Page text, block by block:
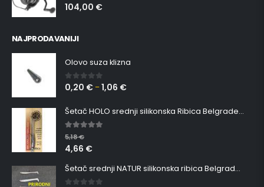
0out of 5
104,00 €
NAJPRODAVANIJI
Olovo suza klizna
0 out of 5
0,20 € –1,06 €
Šetač HOLO srednji silikonska Ribica Belgrade Walker
5.00out of 5
5,18€
4,66 €
Šetač srednji NATUR silikonska ribica Belgrade Walker